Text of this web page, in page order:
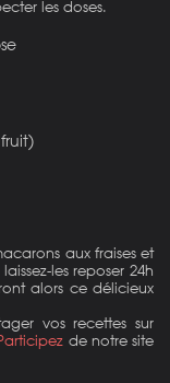
les doses.
aux fraises et
les reposer 24h
alors ce délicieux
vos recettes sur
de notre site